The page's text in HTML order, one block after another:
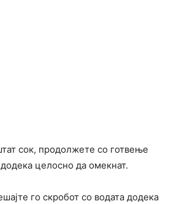
сок, продолжете со готвење
целосно да омекнат.
го скробот со водата додека